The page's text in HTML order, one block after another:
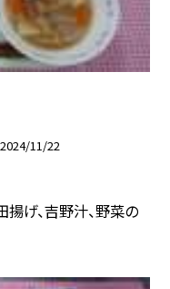
2024/11/22
揚げ、吉野汁、野菜の